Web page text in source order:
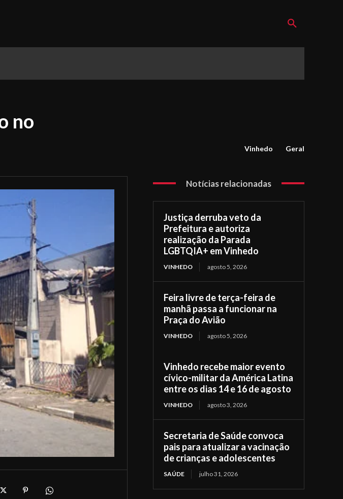
no
Vinhedo Geral
Notícias relacionadas
Justiça derruba veto da
Prefeitura e autoriza
realização da Parada
LGBTQIA+ em Vinhedo
VINHEDO agosto 5, 2026
Feira livre de terça-feira de
manhã passa a funcionar na
Praça do Avião
VINHEDO agosto 5, 2026
Vinhedo recebe maior evento
cívico-militar da América Latina
entre os dias 14 e 16 de agosto
VINHEDO agosto 3, 2026
Secretaria de Saúde convoca
pais para atualizar a vacinação
de crianças e adolescentes
SAÚDE julho 31, 2026